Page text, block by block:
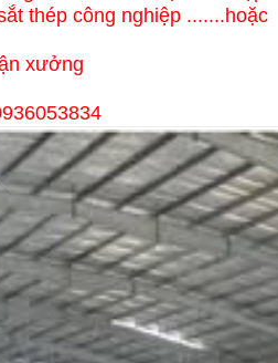
thép công nghiệp .......hoặc
xưởng